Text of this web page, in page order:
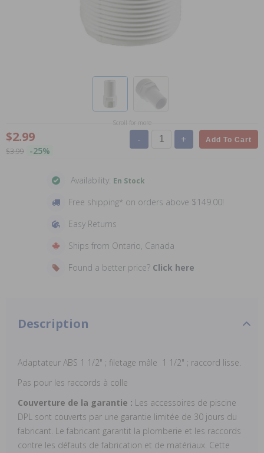
Scroll for more
$2.99
$3.99 -25%
- + Add To Cart
Availability: En Stock
Free shipping* on orders above $149.00!
Easy Returns
Ships from Ontario, Canada
Found a better price? Click here
Description
Adaptateur ABS 1 1/2" ; filetage mâle 1 1/2" ; raccord lisse.
Pas pour les raccords à colle
Couverture de la garantie : Les accessoires de piscine
DPL sont couverts par une garantie limitée de 30 jours du
fabricant. Le fabricant garantit la plomberie et les raccords
contre les défauts de fabrication et de matériaux. Cette